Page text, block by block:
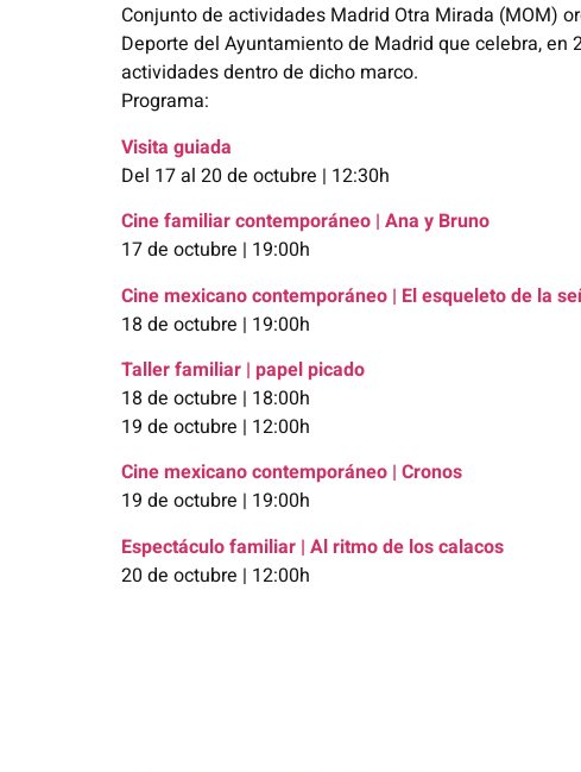
Conjunto de actividades Madrid Otra Mirada (MOM)
Deporte del Ayuntamiento de Madrid que celebra, en
actividades dentro de dicho marco.
Programa:
Visita guiada
Del 17 al 20 de octubre | 12:30h
Cine familiar contemporáneo | Ana y Bruno
17 de octubre | 19:00h
Cine mexicano contemporáneo | El esqueleto de la
18 de octubre | 19:00h
Taller familiar | papel picado
18 de octubre | 18:00h
19 de octubre | 12:00h
Cine mexicano contemporáneo | Cronos
19 de octubre | 19:00h
Espectáculo familiar | Al ritmo de los calacos
20 de octubre | 12:00h